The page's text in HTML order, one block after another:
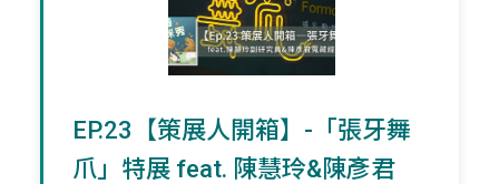
EP.23【策展人開箱】-「張牙舞
爪」特展 feat. 陳慧玲&陳彥君